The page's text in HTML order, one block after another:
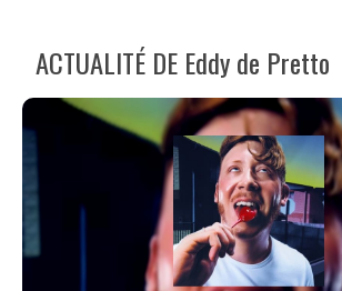
ACTUALITÉ DE Eddy de Pretto